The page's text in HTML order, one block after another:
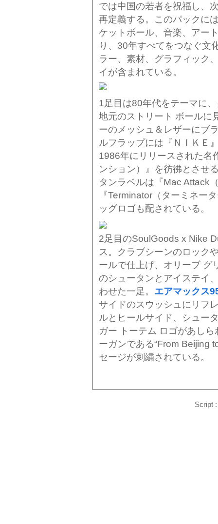
では中国の若者を祝福し、
再定義する。このパックに
ケットボール、音楽、アー
り、30年すべてをつなぐ文
ラー、素材、グラフィック
イが含まれている。
1足目は80年代をテーマに
地元のストリート ボールに
ーのメッシュ＆レザーにブ
ルフラップには『ＮＩＫＥ
1986年にリリースされた名
ンション）』を彷彿とさせ
タンラベルは『Mac Attack
『Terminator（ターミネー
ッグロゴも配されている。
2足目のSoulGoods x Nike
ス。クラブシーンのロック
ールで仕上げ、オリーブ グ
のシュータンとアイステイ
わせた一足。 エアマックス
サイドのスウッシュにリフ
ルとヒールサイド、シュー
ガー トーテム ロゴがあし
ーガンである“From Beijing
セージが刺繍されている。
Script